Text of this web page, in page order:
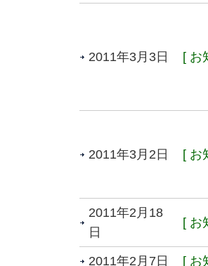
2011年3月3日 [ お
2011年3月2日 [ お
2011年2月18
日
[ お
2011年2月7日 [ お